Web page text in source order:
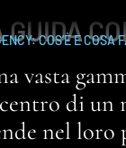
COS’È E COSA
GUIDA
vasta
di
nel loro